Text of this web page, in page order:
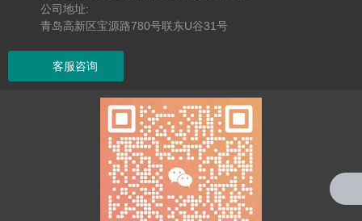
公司地址:
青岛高新区宝源路780号联东U谷31号
客服咨询